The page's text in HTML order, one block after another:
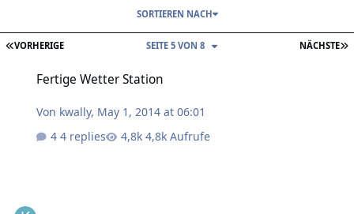
ERSTE SEITE
VORHERIGE NÄCHSTE
SEITE 5 VON 8
SORTIEREN NACH
Fertige Wetter Station
Von kwally, May 1, 2014 at 06:01
4 replies
4,8k Aufrufe